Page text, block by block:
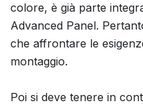
colore, è già parte
Advanced Panel.
che affrontare le
montaggio.
Poi si deve tenere in